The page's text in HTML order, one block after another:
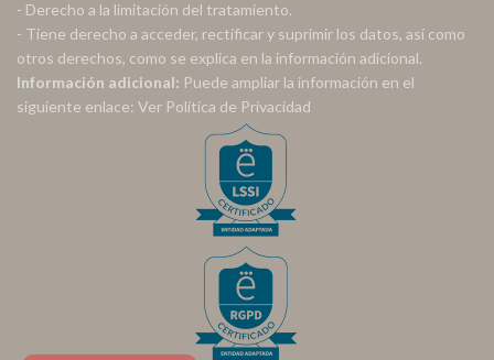
- Derecho a la limitación del tratamiento.
- Tiene derecho a acceder, rectificar y suprimir los datos, así como
otros derechos, como se explica en la información adicional.
Información adicional: Puede ampliar la información en el
siguiente enlace: Ver Política de Privacidad